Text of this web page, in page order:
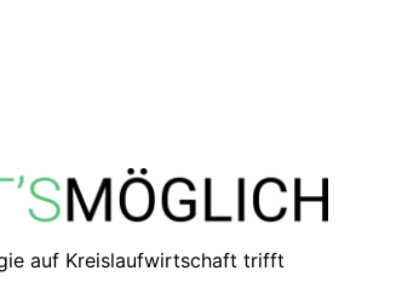
auf Kreislaufwirtschaft trifft